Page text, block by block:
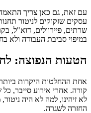
עם זאת, גם כאן צריך
עסקים שזקוקים לניטור
שרתים, פיירוולים, דוא"ל,
במיפוי סביבת העבודה ולא
הטעות הנפוצה:
אחת ההחלטות היקרות
קורה. אחרי אירוע סייבר,
לא זיהינו, למה לא היה
החזרה לשגרה.